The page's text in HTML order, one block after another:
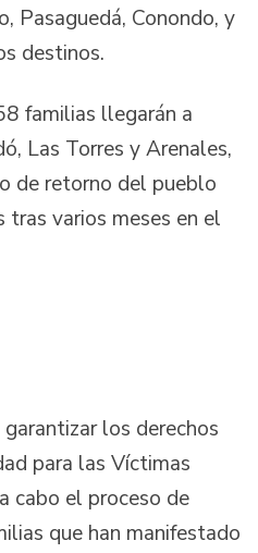
Pasaguedá, Conondo, y
destinos.
familias llegarán a
Las Torres y Arenales,
de retorno del pueblo
tras varios meses en el
los derechos
para las Víctimas
cabo el proceso de
que han manifestado